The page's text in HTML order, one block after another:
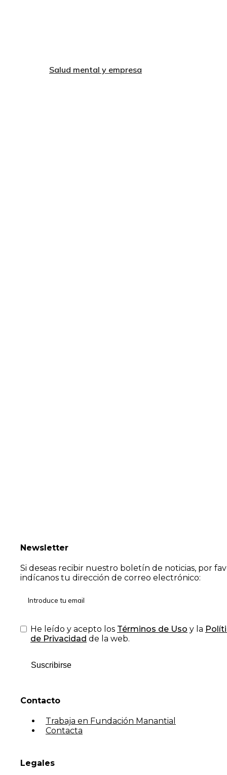
Salud mental y empresa
Newsletter
Si deseas recibir nuestro boletín de noticias, por
indícanos tu dirección de correo electrónico:
He leído y acepto los Términos de Uso y la
de Privacidad de la web.
Suscribirse
Contacto
Trabaja en Fundación Manantial
Contacta
Legales